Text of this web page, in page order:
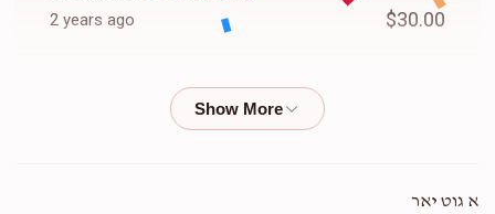
2 years ago $30.00
עמרם לעבאוויטש
א גוט יאר